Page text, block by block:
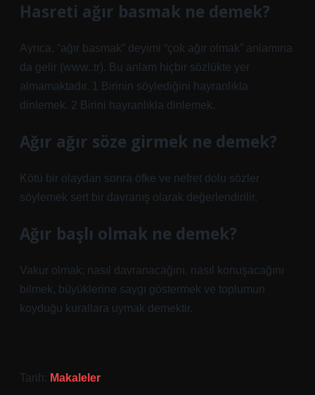
Hasreti ağır basmak ne demek?
Ayrıca, “ağır basmak” deyimi “çok ağır olmak” anlamına
da gelir (www..tr). Bu anlam hiçbir sözlükte yer
almamaktadır. 1 Birinin söylediğini hayranlıkla
dinlemek. 2 Birini hayranlıkla dinlemek.
Ağır ağır söze girmek ne demek?
Kötü bir olaydan sonra öfke ve nefret dolu sözler
söylemek sert bir davranış olarak değerlendirilir.
Ağır başlı olmak ne demek?
Vakur olmak; nasıl davranacağını, nasıl konuşacağını
bilmek, büyüklerine saygı göstermek ve toplumun
koyduğu kurallara uymak demektir.
Tarih: Makaleler